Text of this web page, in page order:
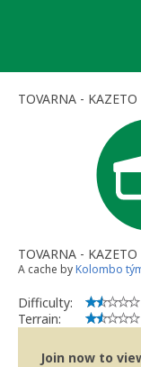
TOVARNA -
TOVARNA - KAZETO
A cache byKolombo
Difficulty:
Terrain:
Join now to